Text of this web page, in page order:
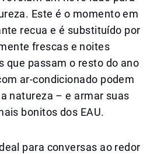
Este é o momento em
recua e é substituído por
frescas e noites
que passam o resto do ano
ar-condicionado podem
natureza – e armar suas
bonitos dos EAU.
para conversas ao redor